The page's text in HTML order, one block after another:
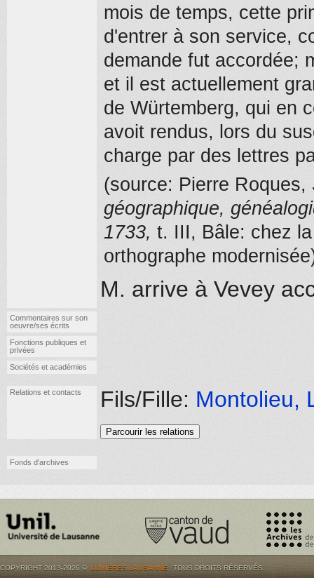
mois de temps, cette
d'entrer à son service,
demande fut accordée;
et il est actuellement
de Würtemberg, qui en
avoit rendus, lors du
charge par des lettres
(source: Pierre Roques,
géographique,
1733, t. III, Bâle: chez
orthographe
M. arrive à Vevey
Commentaires sur son
oeuvre/ses écrits
Fonctions publiques et
privées
Sociétés et académies
Relations et contacts Fils/Fille: Montolieu,
Parcourir les relations
Fonds d'archives
COPYRIGHT 2013-2026 © LUMIÈRES.LAUSANNE . TOUS DROITS RÉSERVÉS.